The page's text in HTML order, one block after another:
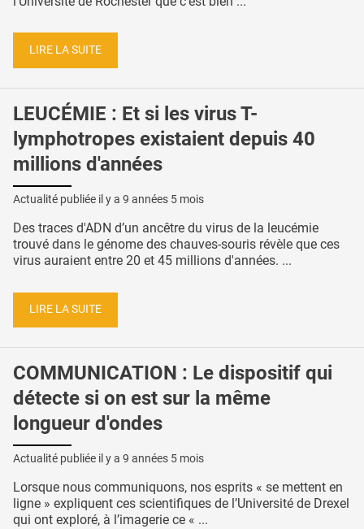
LIRE LA SUITE
LEUCÉMIE : Et si les virus T-
lymphotropes existaient depuis 40
millions d'années
Actualité publiée il y a 9 années 5 mois
Des traces d'ADN d’un ancêtre du virus de la leucémie
trouvé dans le génome des chauves-souris révèle que ces
virus auraient entre 20 et 45 millions d'années. ...
LIRE LA SUITE
COMMUNICATION : Le dispositif qui
détecte si on est sur la même
longueur d'ondes
Actualité publiée il y a 9 années 5 mois
Lorsque nous communiquons, nos esprits « se mettent en
ligne » expliquent ces scientifiques de l’Université de Drexel
qui ont exploré, à l’imagerie ce « ...